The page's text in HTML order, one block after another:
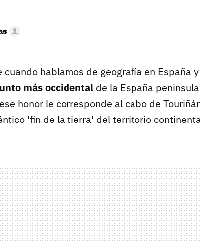
cuando hablamos de geografía en España
más occidental de la España
honor le corresponde al cabo de
'fin de la tierra' del territorio